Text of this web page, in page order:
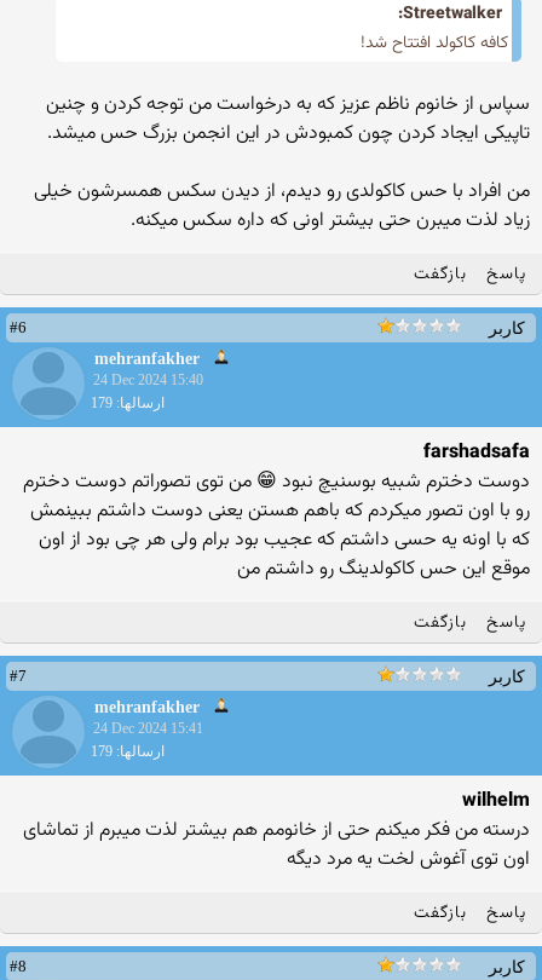
Streetwalker:
کافه کاکولد افتتاح شد!
سپاس از خانوم ناظم عزیز که به درخواست من توجه کردن و چنین
تاپیکی ایجاد کردن چون کمبودش در این انجمن بزرگ حس میشد.
من افراد با حس کاکولدی رو دیدم، از دیدن سکس همسرشون خیلی
زیاد لذت میبرن حتی بیشتر اونی که داره سکس میکنه.
پاسخ بازگفت
کاربر
#6
mehranfakher
24 Dec 2024 15:40
ارسالها: 179
farshadsafa
دوست دخترم شبیه بوسنیچ نبود 😁 من توی تصوراتم دوست دخترم
رو با اون تصور میکردم که باهم هستن یعنی دوست داشتم ببینمش
که با اونه یه حسی داشتم که عجیب بود برام ولی هر چی بود از اون
موقع این حس کاکولدینگ رو داشتم من
پاسخ بازگفت
کاربر
#7
mehranfakher
24 Dec 2024 15:41
ارسالها: 179
wilhelm
درسته من فکر میکنم حتی از خانومم هم بیشتر لذت میبرم از تماشای
اون توی آغوش لخت یه مرد دیگه
پاسخ بازگفت
کاربر
#8